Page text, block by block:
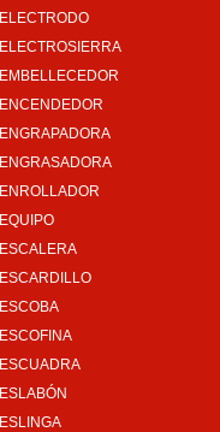
ELECTRODO
ELECTROSIERRA
EMBELLECEDOR
ENCENDEDOR
ENGRAPADORA
ENGRASADORA
ENROLLADOR
EQUIPO
ESCALERA
ESCARDILLO
ESCOBA
ESCOFINA
ESCUADRA
ESLABÓN
ESLINGA